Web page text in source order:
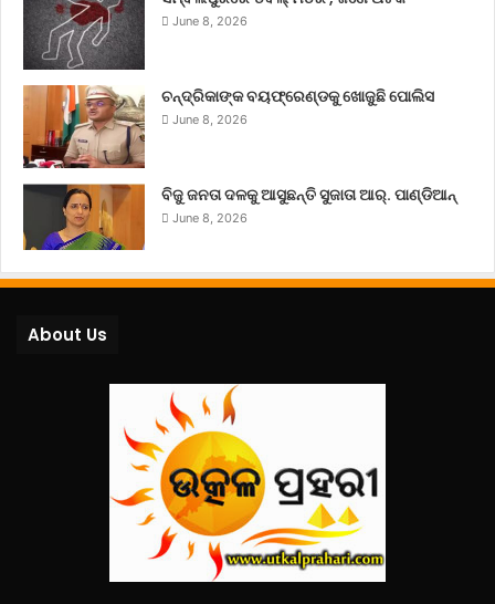
June 8, 2026
ଚନ୍ଦ୍ରିକାଙ୍କ ବୟଫ୍ରେଣ୍ଡକୁ ଖୋଜୁଛି ପୋଲିସ
June 8, 2026
ବିଜୁ ଜନତା ଦଳକୁ ଆସୁଛନ୍ତି ସୁଜାତା ଆର୍‌. ପାଣ୍ଡିଆନ୍
June 8, 2026
About Us